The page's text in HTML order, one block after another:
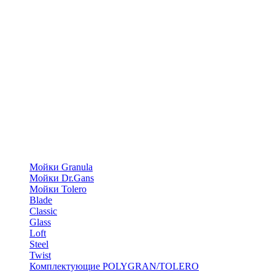
Мойки Granula
Мойки Dr.Gans
Мойки Tolero
Blade
Classic
Glass
Loft
Steel
Twist
Комплектующие POLYGRAN/TOLERO